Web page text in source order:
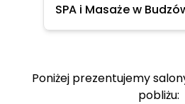
SPA i Masaże w
Poniżej prezentujemy
pobliżu: